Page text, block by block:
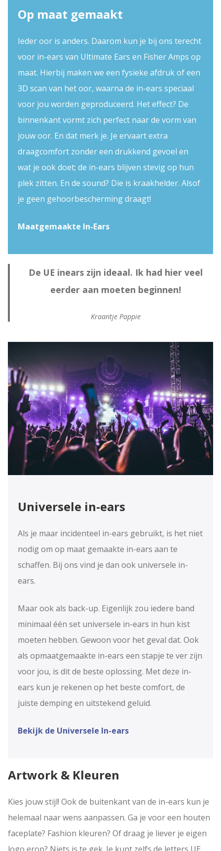
Op maat gemaakt
Ieder oor is anders. Daarom kun je bij ons terecht
voor in-ears van Ultimate Ears en Fisher Amps op
maat. Hierbij maken we een fysieke afdruk of een
3D scan van het oor, waarna de in-ears speciaal
voor jou worden geproduceerd. Het effect? De
binnenkant vormt zich perfect naar de vorm van
jouw oor. En dat merk je. Je ervaart extra
draagcomfort zonder een drukkend gevoel en
wat je ook doet; de in-ears blijven stevig op hun
plek zitten. En de sound? Die is kraakhelder. Alsof
je geen gehoorbescherming draagt!
Maatgemaakte In-Ears
De UE inears zijn ideaal. Ik had hier veel
eerder aan moeten beginnen!
Kraantje Pappie
Universele in-ears
Als je maar incidenteel in-ears gebruikt, is het niet
nodig om op maat gemaakte in-ears aan te
schaffen. Bij ons vind je dan ook universele in-
ears.
Maar ook als back-up. Eigenlijk zou iedere band
minimaal één set universele in-ears in hun kist
moeten hebben. Gewoon voor het geval dat. Ook
als opmaatgemaakte in-ears een stapje te ver zijn
voor jou, is dit de beste oplossing. Met deze in-
ears kun je rekenen op het beste comfort, de
juiste demping en uitstekend geluid.
Bekijk de Universele In-ears
Artwork & Kleuren
Kies jouw stijl! Ook de buitenkant van de in-ears kun je
helemaal naar wens aanpassen. Ga je voor een houten
faceplate? Fashion kleuren? Of draag je liever je eigen